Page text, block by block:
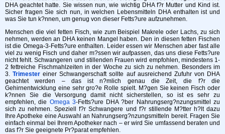
DHA geachtet hatte. Sie wissen nun, wie wichtig DHA f?r Mutter und Kind ist.
Sicher fragen Sie sich nun, in welchen Lebensmitteln DHA enthalten ist und
was Sie tun k?nnen, um genug von dieser Fetts?ure aufzunehmen.
Menschen die viel fetten Fisch, wie zum Beispiel Makrele oder Lachs, zu sich
nehmen, werden an DHA keinen Mangel haben. Den in diesen fetten Fischen
ist die Omega-3-Fetts?ure enthalten. Leider essen wir Menschen aber fast alle
viel zu wenig Fisch und daher m?ssen wir aufpassen, das uns diese Fetts?ure
nicht fehlt. Schwangeren und stillenden Frauen wird empfohlen, mindestens 1-
2 fettreiche Fischmahlzeiten in der Woche zu sich zu nehmen. Besonders im
3.Trimester einer Schwangerschaft sollte auf ausreichend Zufuhr von DHA
geachtet werden – das ist n?mlich genau die Zeit, die f?r die
Gehirnentwicklung eine sehr gro?e Rolle spielt. M?gen Sie keinen Fisch oder
k?nnen Sie die Versorgung damit nicht sicherstellen, so ist es sehr zu
empfehlen, die Omega 3-Fetts?ure DHA ?ber Nahrungserg?nzungsmittel zu
sich zu nehmen. Speziell f?r Schwangere und f?r stillende M?tter h?lt dazu
Ihre Apotheke eine Auswahl an Nahrungserg?nzungsmitteln bereit. Fragen Sie
einfach einmal bei Ihrem Apotheker nach – er wird Sie umfassend beraten und
das f?r Sie geeignete Pr?parat empfehlen.